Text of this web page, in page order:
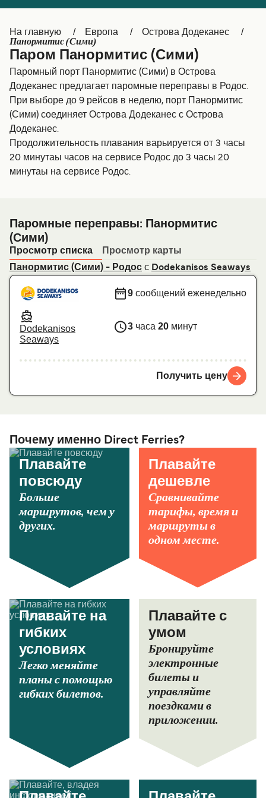
Ελλάδα Belgique (FR)
Polska Deutschland
Schweiz (DE) Norge
Україна Indonesia
المغرب
На главную Европа Острова Додеканес
Панормитис (Сими)
Паром Панормитис (Сими)
Паромный порт Панормитис (Сими) в Острова
Додеканес предлагает паромные переправы в Родос.
При выборе до 9 рейсов в неделю, порт Панормитис
(Сими) соединяет Острова Додеканес с Острова
Додеканес.
Продолжительность плавания варьируется от 3 часы
20 минутаы часов на сервисе Родос до 3 часы 20
минутаы на сервисе Родос.
Паромные переправы: Панормитис
(Сими)
Просмотр списка
Просмотр карты
Панормитис (Сими) - Родос с Dodekanisos Seaways
Dodekanisos
Seaways
9 сообщений еженедельно
3 часа 20 минут
Получить цену
Почему именно Direct Ferries?
Плавайте
повсюду
Больше
маршрутов, чем у
других.
Плавайте
дешевле
Сравнивайте
тарифы, время и
маршруты в
одном месте.
Плавайте на
гибких
условиях
Легко меняйте
планы с помощью
гибких билетов.
Плавайте с
умом
Бронируйте
электронные
билеты и
управляйте
поездками в
приложении.